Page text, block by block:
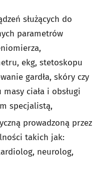
służących do
parametrów
ekg, stetoskopu
gardła, skóry czy
ciała i obsługi
specjalistą,
prowadzoną przez
takich jak:
neurolog,